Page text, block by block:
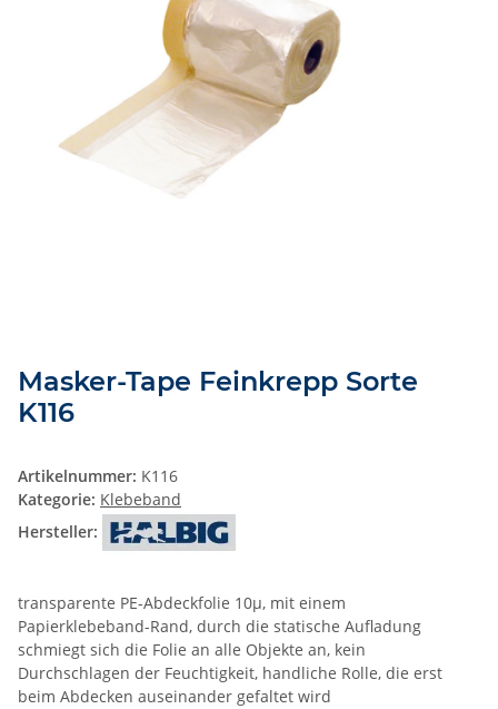
Masker-Tape Feinkrepp Sorte
K116
Artikelnummer: K116
Kategorie: Klebeband
Hersteller:
transparente PE-Abdeckfolie 10µ, mit einem
Papierklebeband-Rand, durch die statische Aufladung
schmiegt sich die Folie an alle Objekte an, kein
Durchschlagen der Feuchtigkeit, handliche Rolle, die erst
beim Abdecken auseinander gefaltet wird